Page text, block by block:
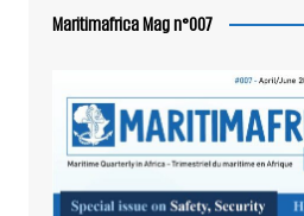
Maritimafrica Mag n°007